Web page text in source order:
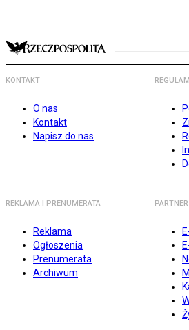
KONTAKT
O nas
Kontakt
Napisz do nas
REKLAMA I PRENUMERATA
Reklama
Ogłoszenia
Prenumerata
Archiwum